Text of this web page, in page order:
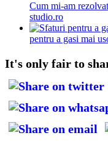
Cum mi-am
studio.ro
pentru a gasi mai
It's only fair to